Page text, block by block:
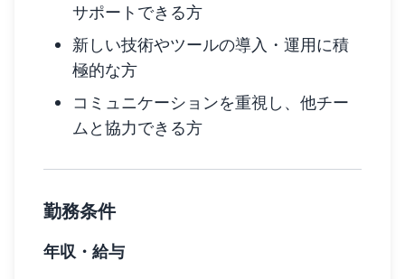
サポートできる方
新しい技術やツールの導入・運用に積
極的な方
コミュニケーションを重視し、他チー
ムと協力できる方
勤務条件
年収・給与